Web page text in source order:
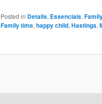
Posted in Details, Essenciais,
Family time, happy child, Hastings,